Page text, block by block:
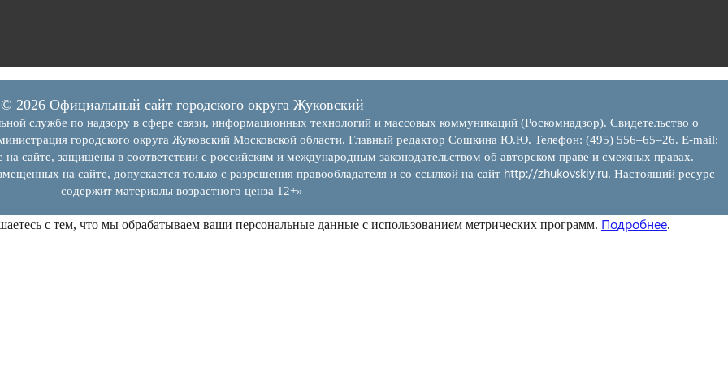
© 2026 Официальный сайт городского округа Жуковский
службе по надзору в сфере связи, информационных технологий и массовых коммуникаций (Роскомнадзор). Свидетельство о
городского округа Жуковский Московской области. Главный редактор Сошкина Ю.Ю. Телефон: (495) 556–65–26. E‑mail:
сайте, защищены в соответствии с российским и международным законодательством об авторском праве и смежных правах.
на сайте, допускается только с разрешения правообладателя и со ссылкой на сайт http://zhukovskiy.ru. Настоящий ресурс
содержит материалы возрастного ценза 12+»
с тем, что мы обрабатываем ваши персональные данные с использованием метрических программ. Подробнее.